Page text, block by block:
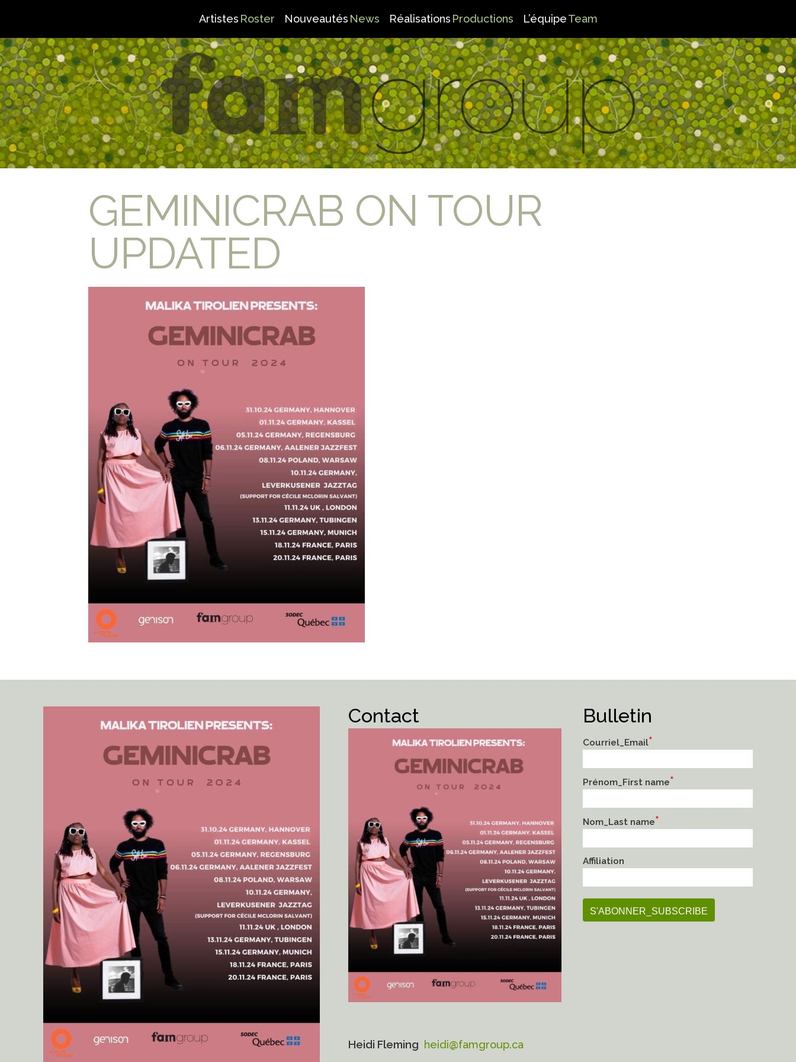
Artistes Roster Nouveautés News Réalisations Productions L’équipeTeam
GEMINICRAB ON TOUR
UPDATED
Contact
Heidi Fleming heidi@famgroup.ca
Bulletin
Courriel_Email*
Prénom_First name*
Nom_Last name*
Affiliation